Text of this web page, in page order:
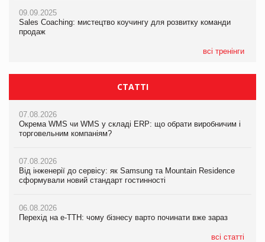
09.09.2025
Sales Coaching: мистецтво коучингу для розвитку команди
продаж
всі тренінги
СТАТТІ
07.08.2026
Окрема WMS чи WMS у складі ERP: що обрати виробничим і
торговельним компаніям?
07.08.2026
Від інженерії до сервісу: як Samsung та Mountain Residence
сформували новий стандарт гостинності
06.08.2026
Перехід на е-ТТН: чому бізнесу варто починати вже зараз
всі статті